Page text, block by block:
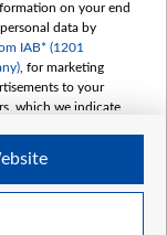
on your end
data by
IAB* (1201
, for marketing
to your
which we indicate
are as